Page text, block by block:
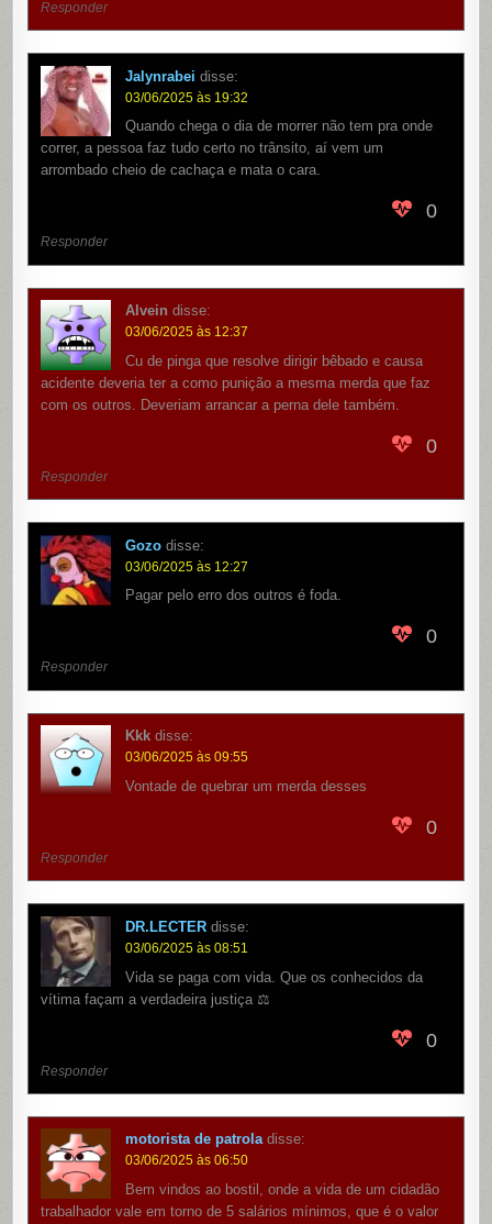
Responder
Jalynrabei disse:
03/06/2025 às 19:32
Quando chega o dia de morrer não tem pra onde
correr, a pessoa faz tudo certo no trânsito, aí vem um
arrombado cheio de cachaça e mata o cara.
0
Responder
Alvein disse:
03/06/2025 às 12:37
Cu de pinga que resolve dirigir bêbado e causa
acidente deveria ter a como punição a mesma merda que faz
com os outros. Deveriam arrancar a perna dele também.
0
Responder
Gozo disse:
03/06/2025 às 12:27
Pagar pelo erro dos outros é foda.
0
Responder
Kkk disse:
03/06/2025 às 09:55
Vontade de quebrar um merda desses
0
Responder
DR.LECTER disse:
03/06/2025 às 08:51
Vida se paga com vida. Que os conhecidos da
vítima façam a verdadeira justiça ⚖️
0
Responder
motorista de patrola disse:
03/06/2025 às 06:50
Bem vindos ao bostil, onde a vida de um cidadão
trabalhador vale em torno de 5 salários mínimos, que é o valor